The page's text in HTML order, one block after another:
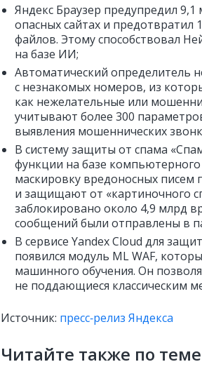
Яндекс Браузер предупредил
опасных сайтах и предотвратил
файлов. Этому способствовал
на базе ИИ;
Автоматический определитель
с незнакомых номеров, из
как нежелательные или
учитывают более 300
выявления мошеннических
В систему защиты от спама
функции на базе
маскировку вредоносных
и защищают от «картиночного
заблокировано около 4,9 млрд
сообщений были отправлены в
В сервисе Yandex Cloud для
появился модуль ML WAF,
машинного обучения. Он
не поддающиеся классическим
Источник: пресс‑релиз Яндекса
Читайте также по